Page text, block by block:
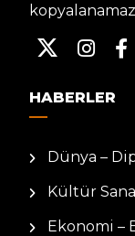
HABERLER
Dünya –
Kültür
Ekonomi –